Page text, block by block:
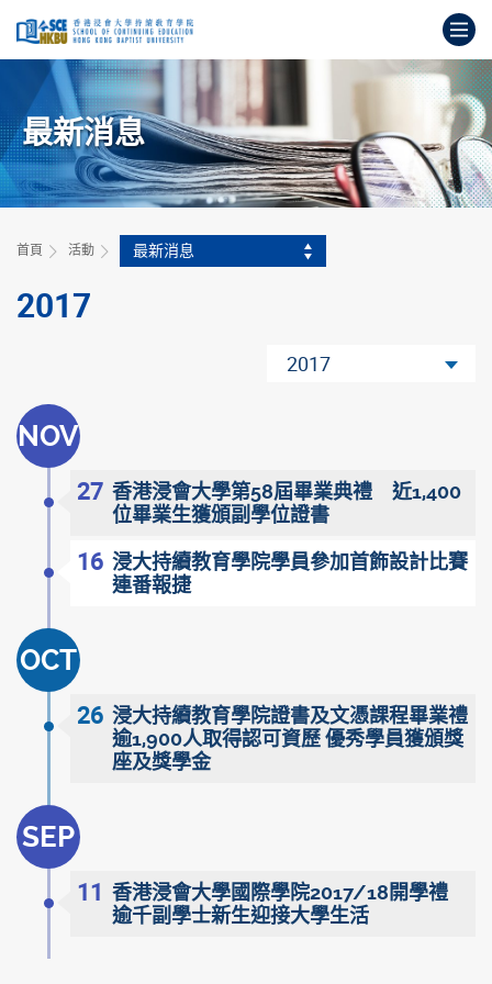
容
打
要
內
容
最新消息
首頁 活動 最新消息
2017
2017
NOV
27 香港浸會大學第58屆畢業典禮 近1,400
位畢業生獲頒副學位證書
16 浸大持續教育學院學員參加首飾設計比賽
連番報捷
OCT
26 浸大持續教育學院證書及文憑課程畢業禮
逾1,900人取得認可資歷 優秀學員獲頒獎
座及獎學金
SEP
11 香港浸會大學國際學院2017/18開學禮
逾千副學士新生迎接大學生活